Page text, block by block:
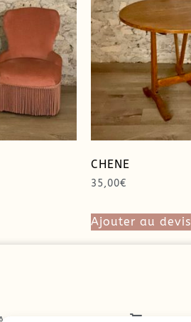
CHENE
35,00€
Ajouter au devis
PROPOS